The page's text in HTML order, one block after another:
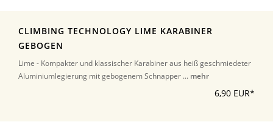
CLIMBING TECHNOLOGY LIME KARABINER
GEBOGEN
Lime - Kompakter und klassischer Karabiner aus heiß geschmiedeter
Aluminiumlegierung mit gebogenem Schnapper ... mehr
6,90 EUR*